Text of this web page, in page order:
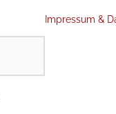
Impressum &